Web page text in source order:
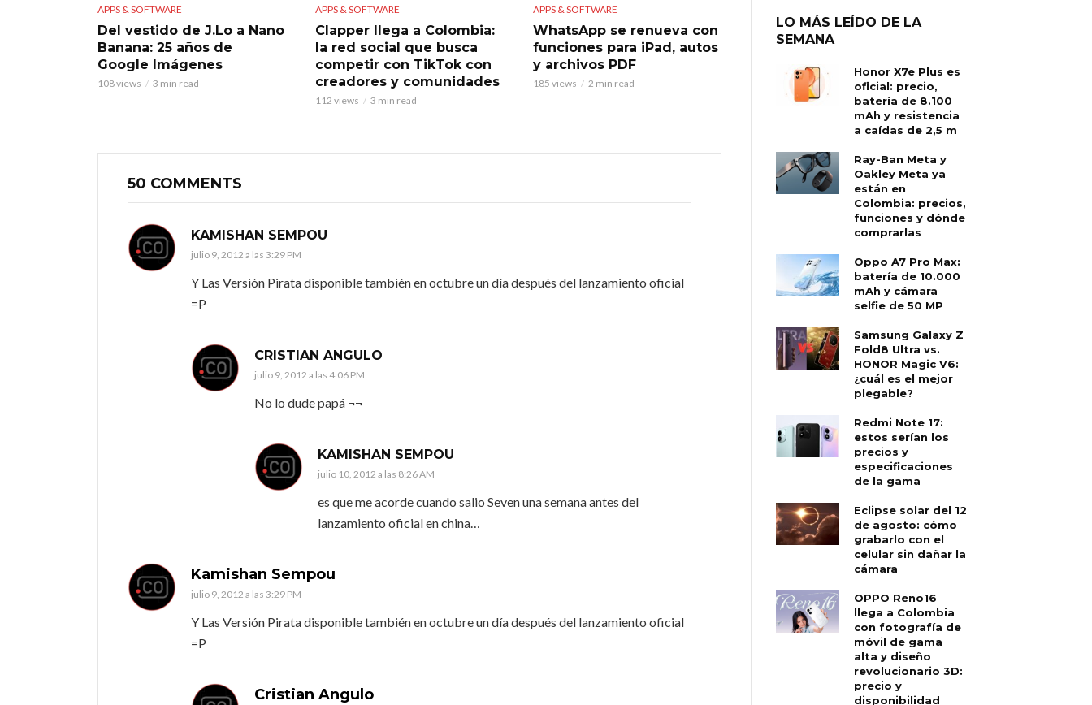
APPS & SOFTWARE
Del vestido de J.Lo a Nano
Banana: 25 años de
Google Imágenes
108 views 3 min read
APPS & SOFTWARE
Clapper llega a Colombia:
la red social que busca
competir con TikTok con
creadores y comunidades
112 views 3 min read
APPS & SOFTWARE
WhatsApp se renueva con
funciones para iPad, autos
y archivos PDF
185 views 2 min read
50 COMMENTS
KAMISHAN SEMPOU
julio 9, 2012 a las 3:29 PM
Y Las Versión Pirata disponible también en octubre un día después del lanzamiento oficial
=P
CRISTIAN ANGULO
julio 9, 2012 a las 4:06 PM
No lo dude papá ¬¬
KAMISHAN SEMPOU
julio 10, 2012 a las 8:26 AM
es que me acorde cuando salio Seven una semana antes del
lanzamiento oficial en china…
Kamishan Sempou
julio 9, 2012 a las 3:29 PM
Y Las Versión Pirata disponible también en octubre un día después del lanzamiento oficial
=P
Cristian Angulo
LO MÁS LEÍDO DE LA
SEMANA
Honor X7e Plus es
oficial: precio,
batería de 8.100
mAh y resistencia
a caídas de 2,5 m
Ray-Ban Meta y
Oakley Meta ya
están en
Colombia: precios,
funciones y dónde
comprarlas
Oppo A7 Pro Max:
batería de 10.000
mAh y cámara
selfie de 50 MP
Samsung Galaxy Z
Fold8 Ultra vs.
HONOR Magic V6:
¿cuál es el mejor
plegable?
Redmi Note 17:
estos serían los
precios y
especificaciones
de la gama
Eclipse solar del 12
de agosto: cómo
grabarlo con el
celular sin dañar la
cámara
OPPO Reno16
llega a Colombia
con fotografía de
móvil de gama
alta y diseño
revolucionario 3D:
precio y
disponibilidad